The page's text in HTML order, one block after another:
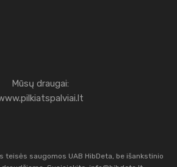
Mūsų draugai:
teisės saugomos UAB HibDeta, be išankstinio